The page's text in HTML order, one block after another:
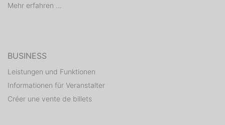
Mehr erfahren ...
BUSINESS
Leistungen und Funktionen
Informationen für Veranstalter
Créer une vente de billets